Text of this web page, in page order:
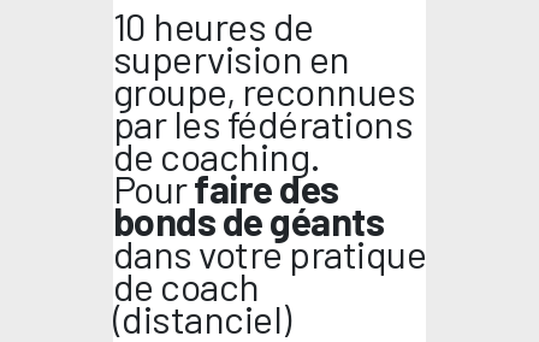
10 heures de
supervision en
groupe, reconnues
par les fédérations
de coaching.
Pourfaire des
bonds de géants
dans votre pratique
de coach
(distanciel)